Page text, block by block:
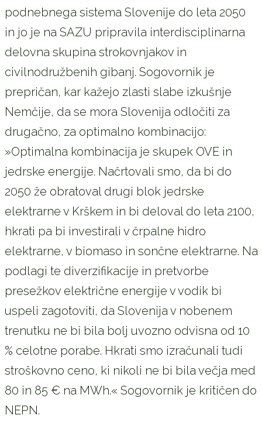
podnebnega sistema Slovenije do leta 2050
in jo je na SAZU pripravila interdisciplinarna
delovna skupina strokovnjakov in
civilnodružbenih gibanj. Sogovornik je
prepričan, kar kažejo zlasti slabe izkušnje
Nemčije, da se mora Slovenija odločiti za
drugačno, za optimalno kombinacijo:
»Optimalna kombinacija je skupek OVE in
jedrske energije. Načrtovali smo, da bi do
2050 že obratoval drugi blok jedrske
elektrarne v Krškem in bi deloval do leta 2100,
hkrati pa bi investirali v črpalne hidro
elektrarne, v biomaso in sončne elektrarne. Na
podlagi te diverzifikacije in pretvorbe
presežkov električne energije v vodik bi
uspeli zagotoviti, da Slovenija v nobenem
trenutku ne bi bila bolj uvozno odvisna od 10
% celotne porabe. Hkrati smo izračunali tudi
stroškovno ceno, ki nikoli ne bi bila večja med
80 in 85 € na MWh.« Sogovornik je kritičen do
NEPN.